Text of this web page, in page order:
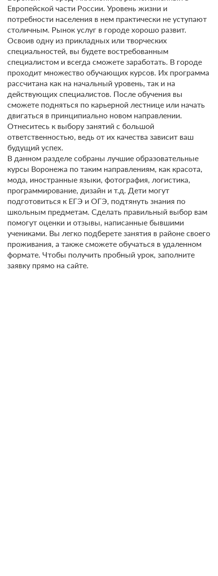
Европейской части России. Уровень жизни и
потребности населения в нем практически не уступают
столичным. Рынок услуг в городе хорошо развит.
Освоив одну из прикладных или творческих
специальностей, вы будете востребованным
специалистом и всегда сможете заработать. В городе
проходит множество обучающих курсов. Их программа
рассчитана как на начальный уровень, так и на
действующих специалистов. После обучения вы
сможете подняться по карьерной лестнице или начать
двигаться в принципиально новом направлении.
Отнеситесь к выбору занятий с большой
ответственностью, ведь от их качества зависит ваш
будущий успех.
В данном разделе собраны лучшие образовательные
курсы Воронежа по таким направлениям, как красота,
мода, иностранные языки, фотография, логистика,
программирование, дизайн и т.д. Дети могут
подготовиться к ЕГЭ и ОГЭ, подтянуть знания по
школьным предметам. Сделать правильный выбор вам
помогут оценки и отзывы, написанные бывшими
учениками. Вы легко подберете занятия в районе своего
проживания, а также сможете обучаться в удаленном
формате. Чтобы получить пробный урок, заполните
заявку прямо на сайте.